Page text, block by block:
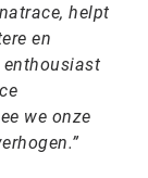
helpt
en
enthousiast
we onze